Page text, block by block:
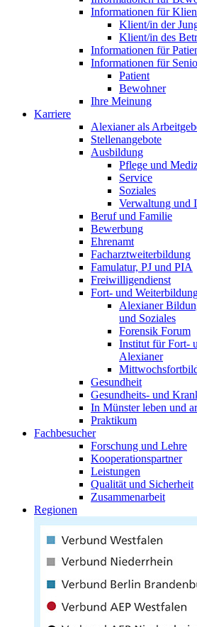
Informationen für
Klient/in der
Klient/in des
Informationen für
Informationen für
Patient
Bewohner
Ihre Meinung
Karriere
Alexianer als
Stellenangebote
Ausbildung
Pflege und
Service
Soziales
Verwaltung und
Beruf und Familie
Bewerbung
Ehrenamt
Facharztweiterbildung
Famulatur, PJ und PIA
Freiwilligendienst
Fort- und
Alexianer
und Soziales
Forensik Forum
Institut für Fort-
Alexianer
Gesundheit
Gesundheits- und
In Münster leben und
Praktikum
Fachbesucher
Forschung und Lehre
Kooperationspartner
Leistungen
Qualität und Sicherheit
Zusammenarbeit
Regionen